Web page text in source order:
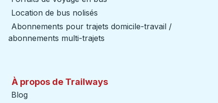
Location de bus nolisés
Abonnements pour trajets domicile-travail /
abonnements multi-trajets
À propos de Trailways
Blog